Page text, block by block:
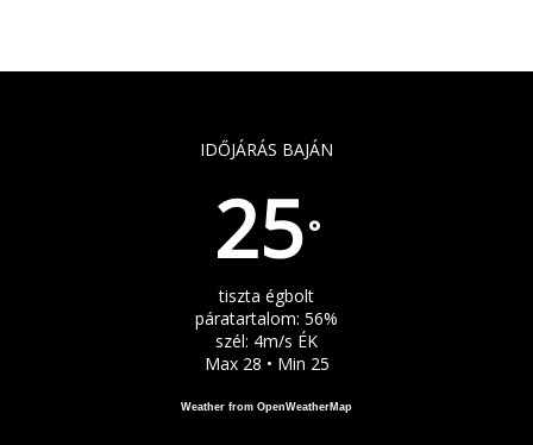
IDŐJÁRÁS BAJÁN
25°
tiszta égbolt
páratartalom: 56%
szél: 4m/s ÉK
Max 28 • Min 25
Weather from OpenWeatherMap